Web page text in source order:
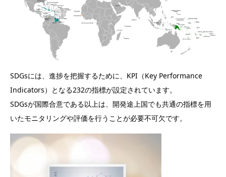
SDGsには、進捗を把握するために、KPI（Key Performance
Indicators）となる232の指標が設定されています。
SDGsが国際合意である以上は、開発途上国でも共通の指標を用
いたモニタリングや評価を行うことが必要不可欠です。